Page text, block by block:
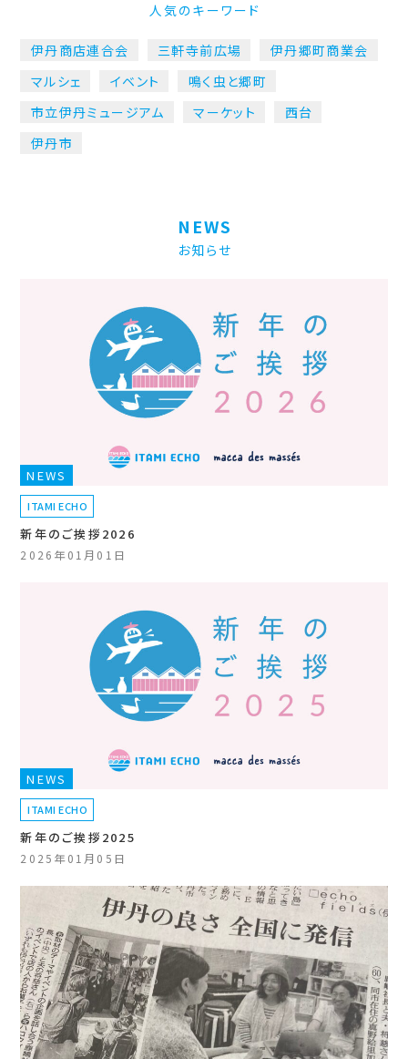
人気のキーワード
伊丹商店連合会 三軒寺前広場
伊丹郷町商業会
マルシェ
イベント
鳴く虫と郷町
市立伊丹ミュージアム
マーケット
西台
伊丹市
NEWS
お知らせ
NEWS
ITAMI ECHO
新年のご挨拶2026
2026年01月01日
NEWS
ITAMI ECHO
新年のご挨拶2025
2025年01月05日